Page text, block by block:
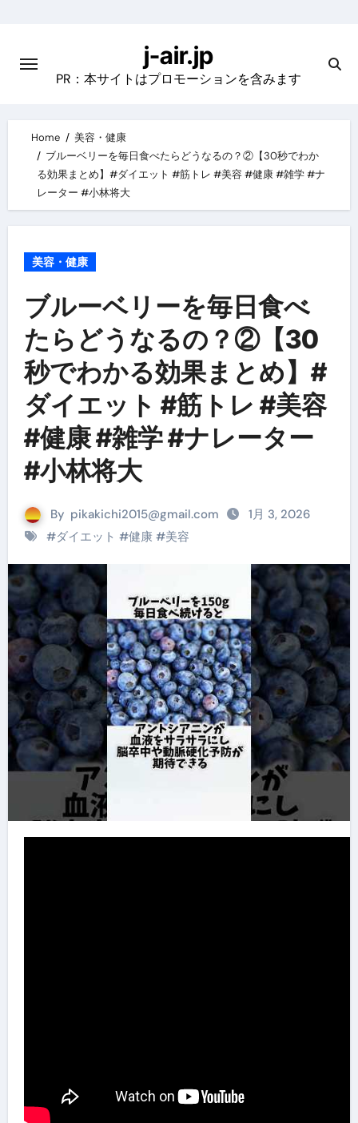
content
j-air.jp
PR：本サイトはプロモーションを含みます
Home
美容・健康
ブルーベリーを毎日食べたらどうなるの？②【30秒でわか
る効果まとめ】#ダイエット #筋トレ #美容 #健康 #雑学 #ナ
レーター #小林将大
美容・健康
ブルーベリーを毎日食べ
たらどうなるの？②【30
秒でわかる効果まとめ】#
ダイエット #筋トレ #美容
#健康 #雑学 #ナレーター
#小林将大
By pikakichi2015@gmail.com
1月 3, 2026
#ダイエット #健康#美容